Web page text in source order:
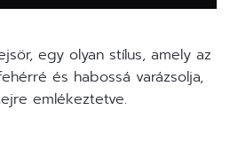
egy olyan stílus, amely az
és habossá varázsolja,
emlékeztetve.